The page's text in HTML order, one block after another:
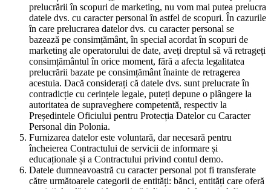
prelucrării în scopuri de marketing, nu vom mai putea prelucra
datele dvs. cu caracter personal în astfel de scopuri. În cazurile
în care prelucrarea datelor dvs. cu caracter personal se
bazează pe consimțământ, în special acordat în scopuri de
marketing ale operatorului de date, aveți dreptul să vă retrageți
consimțământul în orice moment, fără a afecta legalitatea
prelucrării bazate pe consimțământ înainte de retragerea
acestuia. Dacă considerați că datele dvs. sunt prelucrate în
contradicție cu cerințele legale, puteți depune o plângere la
autoritatea de supraveghere competentă, respectiv la
Președintele Oficiului pentru Protecția Datelor cu Caracter
Personal din Polonia.
Furnizarea datelor este voluntară, dar necesară pentru
încheierea Contractului de servicii de informare și
educaționale și a Contractului privind contul demo.
Datele dumneavoastră cu caracter personal pot fi transferate
către următoarele categorii de entități: bănci, entități care oferă